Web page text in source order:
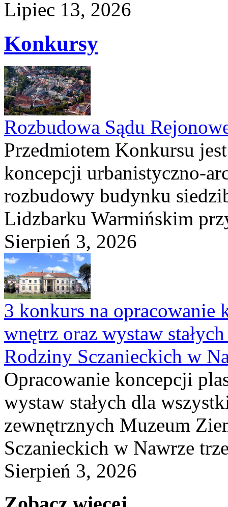
Lipiec 13, 2026
Konkursy
Rozbudowa Sądu
Przedmiotem Konkursu
koncepcji urbanistyczno-
rozbudowy budynku
Lidzbarku Warmińskim
Sierpień 3, 2026
3 konkurs na opracowanie
wnętrz oraz wystaw
Rodziny Sczanieckich w
Opracowanie koncepcji
wystaw stałych dla
zewnętrznych Muzeum
Sczanieckich w Nawrze
Sierpień 3, 2026